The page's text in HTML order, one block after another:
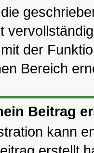
der
Bereich
Beitrag
kann